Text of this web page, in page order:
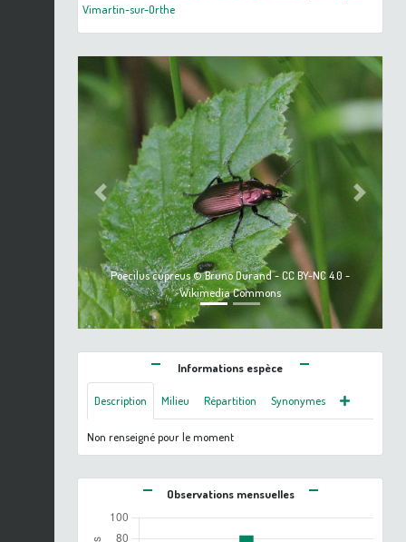
Vimartin-sur-Orthe
Poecilus cupreus © Bruno Durand - CC BY-NC 4.0 -
Wikimedia Commons
Previous Next
Informations espèce
Description Milieu Répartition Synonymes
Non renseigné pour le moment
Observations mensuelles